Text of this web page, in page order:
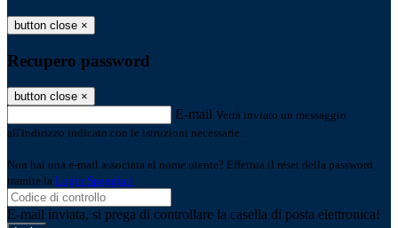
button close ×
Recupero password
button close ×
E-mail Verrà inviato un messaggio
all'indirizzo indicato con le istruzioni necessarie.
Non hai una e-mail associata al nome utente? Effettua il reset della password
tramite la Login Spaggiari
E-mail inviata, si prega di controllare la casella di posta elettronica!